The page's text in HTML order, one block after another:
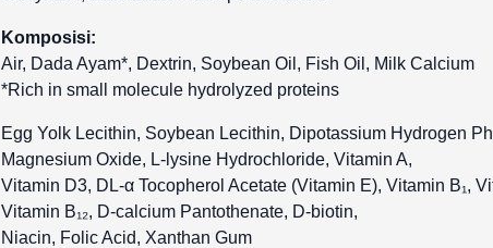
Komposisi:
Air, Dada Ayam*, Dextrin, Soybean Oil, Fish Oil, Milk Calcium
*Rich in small molecule hydrolyzed proteins
Egg Yolk Lecithin, Soybean Lecithin, Dipotassium Hydrogen
Magnesium Oxide, L-lysine Hydrochloride, Vitamin A,
Vitamin D3, DL-α Tocopherol Acetate (Vitamin E), Vitamin B₁,
Vitamin B₁₂, D-calcium Pantothenate, D-biotin,
Niacin, Folic Acid, Xanthan Gum